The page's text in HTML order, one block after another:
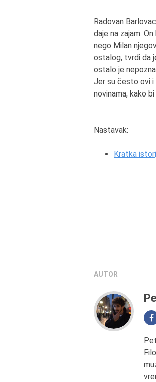
Radovan
daje na zajam.
nego Milan
ostalog, tvrdi da
ostalo je
Jer su često ovi i
novinama, kako
Nastavak:
Kratka
AUTOR